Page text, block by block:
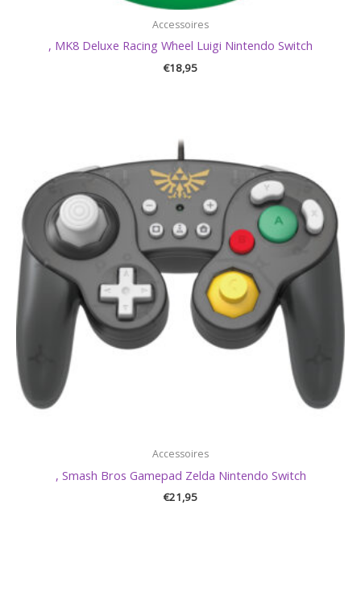
Accessoires
, MK8 Deluxe Racing Wheel Luigi Nintendo Switch
€18,95
Accessoires
, Smash Bros Gamepad Zelda Nintendo Switch
€21,95